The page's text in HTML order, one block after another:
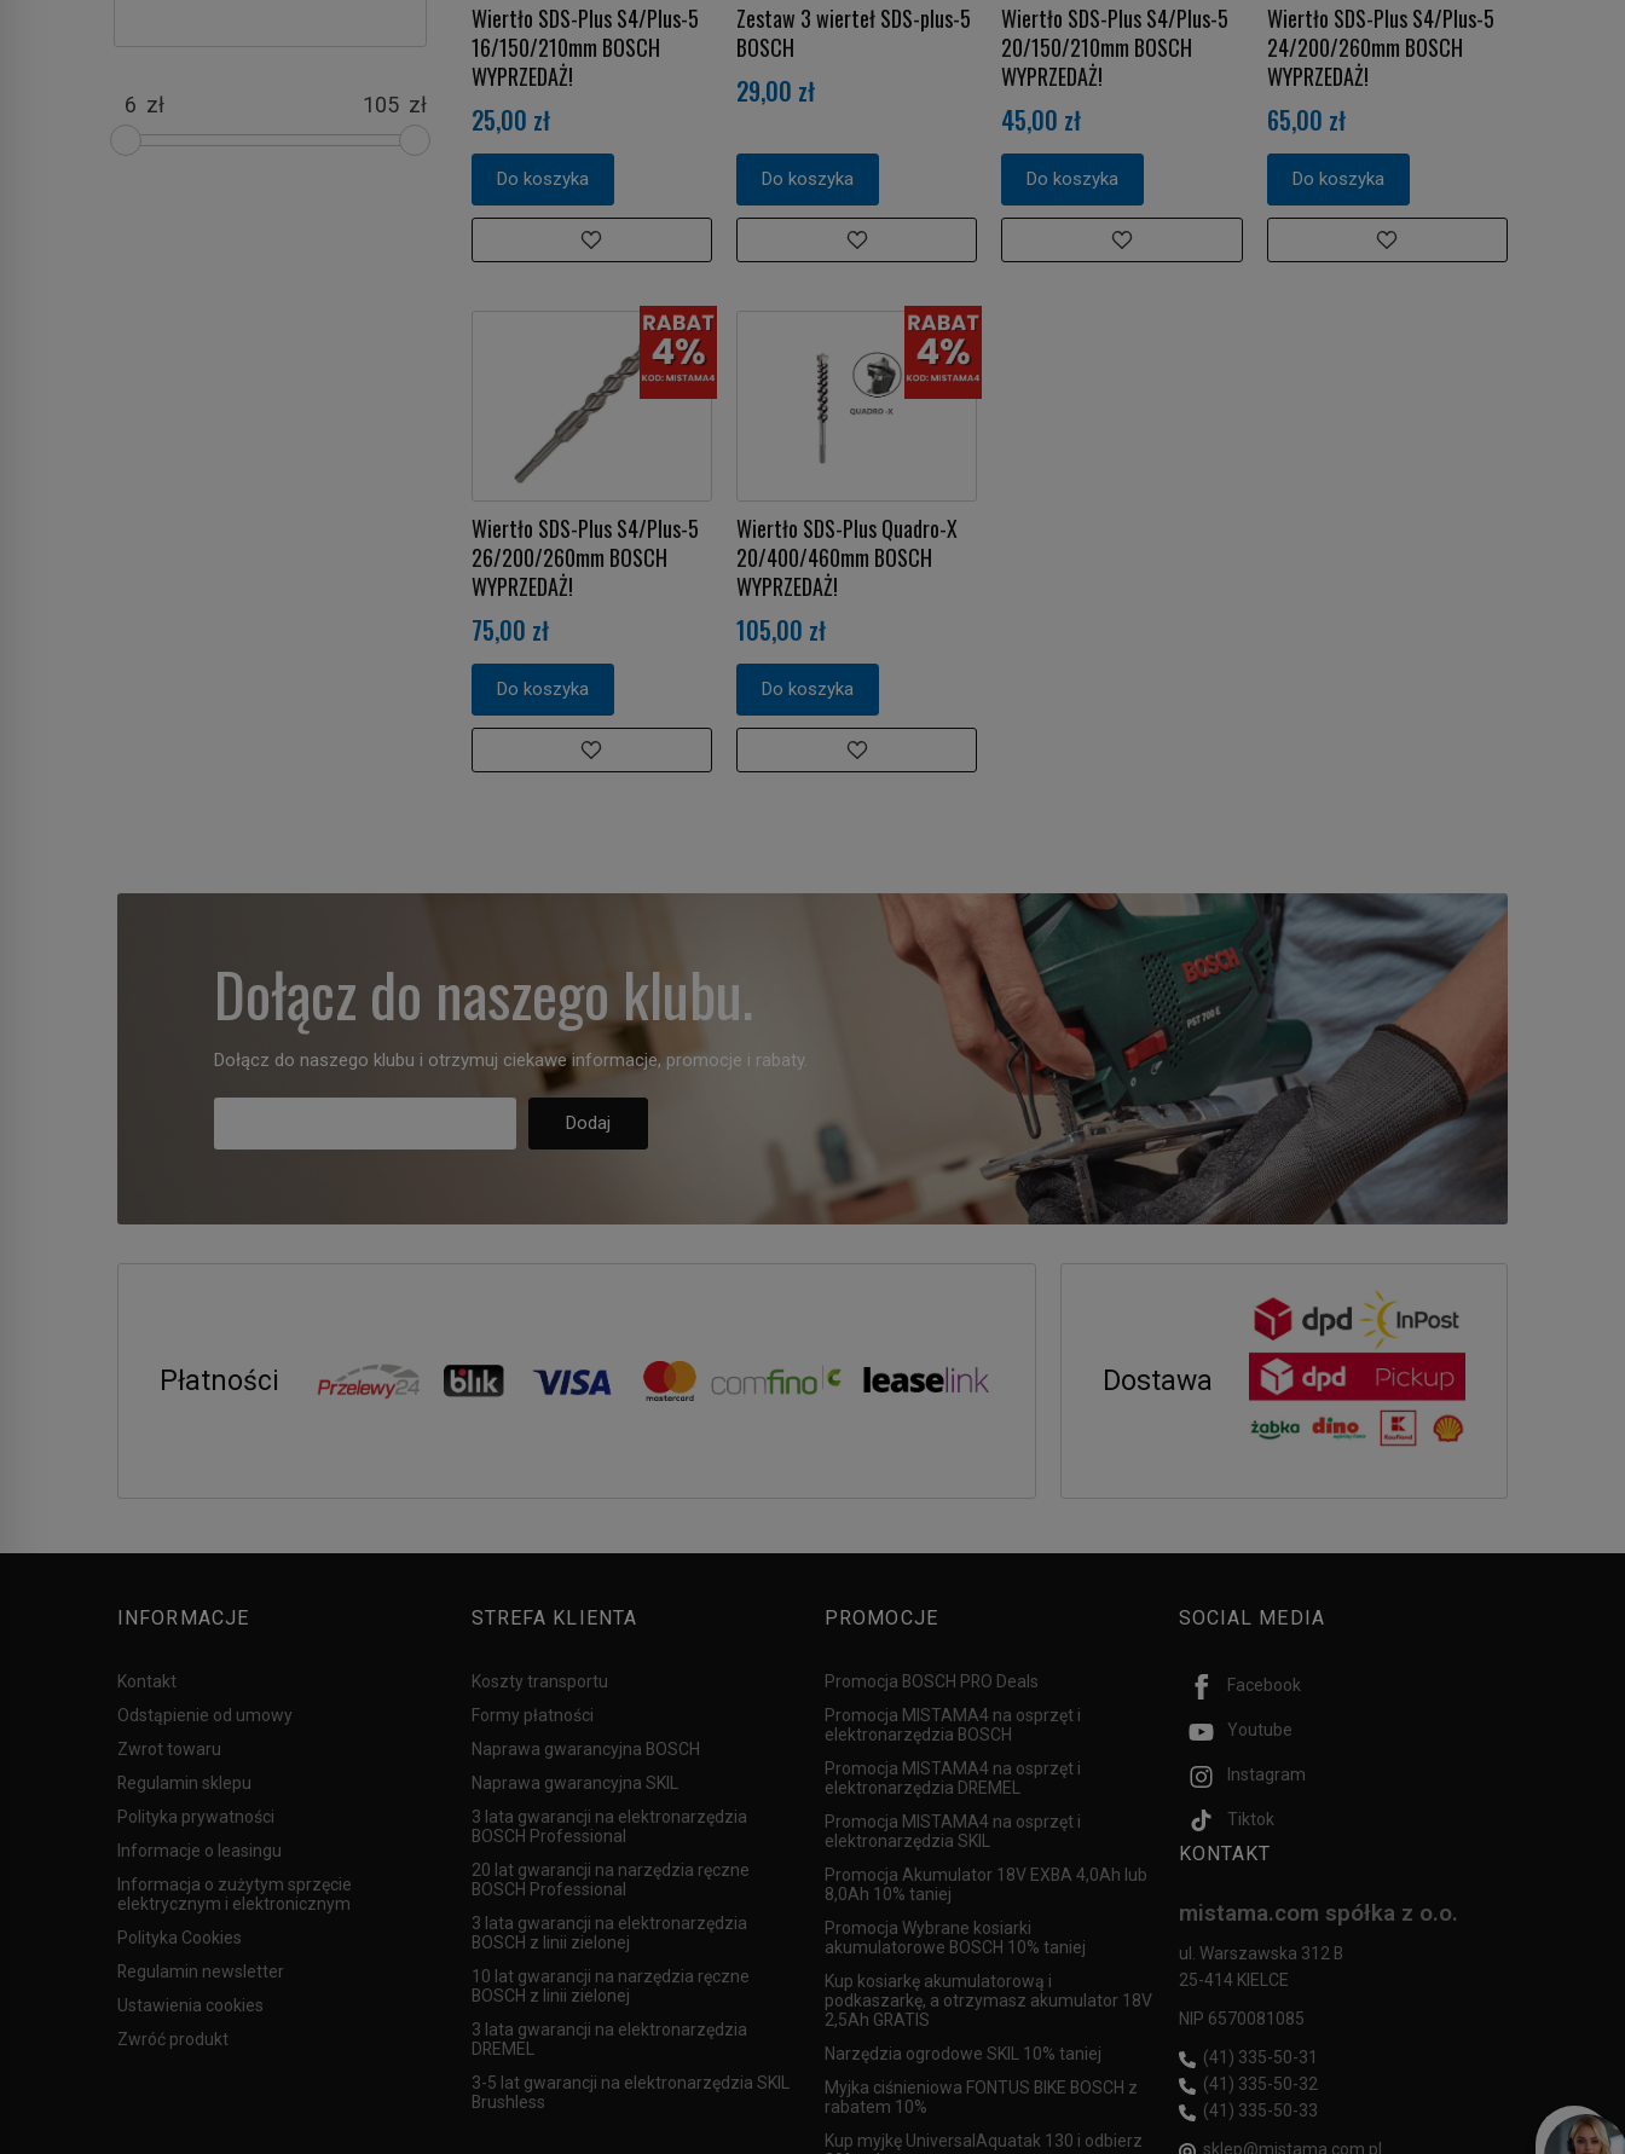
Wiertło SDS-Plus S4/Plus-5
16/150/210mm BOSCH
WYPRZEDAŻ!
25,00 zł
Do koszyka
Zestaw 3 wierteł SDS-plus-5
BOSCH
29,00 zł
Do koszyka
Wiertło SDS-Plus S4/Plus-5
20/150/210mm BOSCH
WYPRZEDAŻ!
45,00 zł
Do koszyka
Wiertło SDS-Plus S4/Plus-5
24/200/260mm BOSCH
WYPRZEDAŻ!
65,00 zł
Do koszyka
Wiertło SDS-Plus S4/Plus-5
26/200/260mm BOSCH
WYPRZEDAŻ!
75,00 zł
Do koszyka
Wiertło SDS-Plus Quadro-X
20/400/460mm BOSCH
WYPRZEDAŻ!
105,00 zł
Do koszyka
zł zł
Dołącz do naszego klubu.
Dołącz do naszego klubu i otrzymuj ciekawe informacje, promocje i rabaty.
Płatności Dostawa
INFORMACJE
Kontakt
Odstąpienie od umowy
Zwrot towaru
Regulamin sklepu
Polityka prywatności
Informacje o leasingu
Informacja o zużytym sprzęcie
elektrycznym i elektronicznym
Polityka Cookies
Regulamin newsletter
Ustawienia cookies
Zwróć produkt
STREFA KLIENTA
Koszty transportu
Formy płatności
Naprawa gwarancyjna BOSCH
Naprawa gwarancyjna SKIL
3 lata gwarancji na elektronarzędzia
BOSCH Professional
20 lat gwarancji na narzędzia ręczne
BOSCH Professional
3 lata gwarancji na elektronarzędzia
BOSCH z linii zielonej
10 lat gwarancji na narzędzia ręczne
BOSCH z linii zielonej
3 lata gwarancji na elektronarzędzia
DREMEL
3-5 lat gwarancji na elektronarzędzia SKIL
Brushless
PROMOCJE
Promocja BOSCH PRO Deals
Promocja MISTAMA4 na osprzęt i
elektronarzędzia BOSCH
Promocja MISTAMA4 na osprzęt i
elektronarzędzia DREMEL
Promocja MISTAMA4 na osprzęt i
elektronarzędzia SKIL
Promocja Akumulator 18V EXBA 4,0Ah lub
8,0Ah 10% taniej
Promocja Wybrane kosiarki
akumulatorowe BOSCH 10% taniej
Kup kosiarkę akumulatorową i
podkaszarkę, a otrzymasz akumulator 18V
2,5Ah GRATIS
Narzędzia ogrodowe SKIL 10% taniej
Myjka ciśnieniowa FONTUS BIKE BOSCH z
rabatem 10%
Kup myjkę UniversalAquatak 130 i odbierz
SOCIAL MEDIA
Facebook
Youtube
Instagram
Tiktok
KONTAKT
mistama.com spółka z o.o.
ul. Warszawska 312 B
25-414 KIELCE
NIP 6570081085
(41) 335-50-31
(41) 335-50-32
(41) 335-50-33
sklep@mistama.com.pl